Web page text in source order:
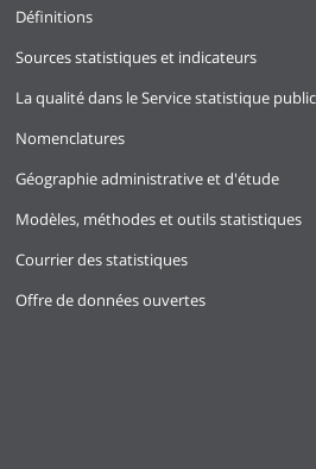
Définitions
Sources statistiques et indicateurs
La qualité dans le Service statistique public
Nomenclatures
Géographie administrative et d'étude
Modèles, méthodes et outils statistiques
Courrier des statistiques
Offre de données ouvertes